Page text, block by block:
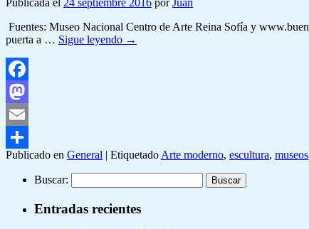
Fuentes: Museo Nacional Centro de Arte Reina Sofía y
puerta a … Sigue leyendo →
Facebook
Mastodon
Email
Compartir
Publicado en General | Etiquetado Arte moderno, escultura, museos
Buscar:
Entradas recientes